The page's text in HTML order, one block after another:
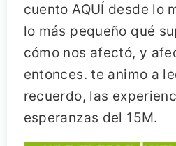
cuento AQUÍ desde lo
lo más pequeño qué
cómo nos afectó, y
entonces. te animo a
recuerdo, las
esperanzas del 15M.